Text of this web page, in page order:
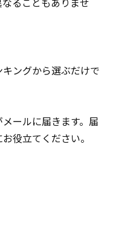
ングから選ぶだけで
ールに届きます。届
役立てください。